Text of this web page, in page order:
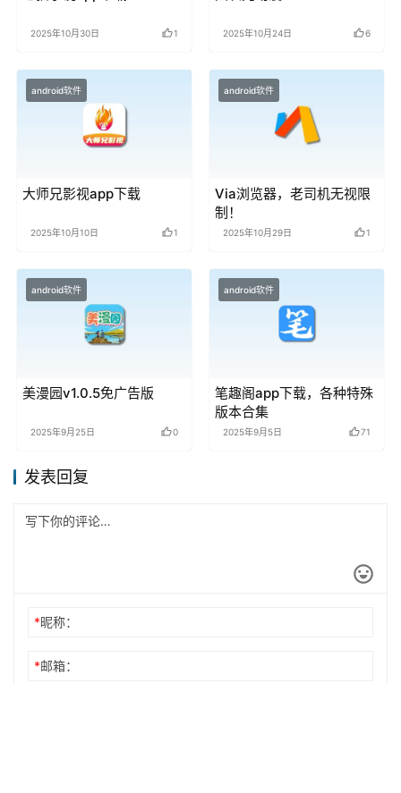
2025年10月30日 1 2025年10月24日 6
android软件
大师兄影视app下载
2025年10月10日 1
android软件
Via浏览器，老司机无视限
制！
2025年10月29日 1
android软件
美漫园v1.0.5免广告版
2025年9月25日 0
android软件
笔趣阁app下载，各种特殊
版本合集
2025年9月5日 71
发表回复
*昵称：
*邮箱：